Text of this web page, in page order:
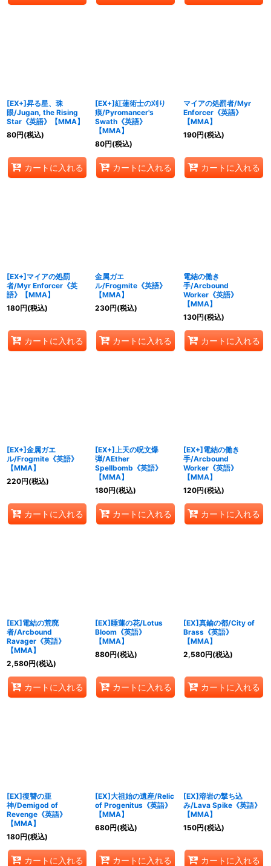
[EX+]昇る星、珠
眼/Jugan, the Rising
Star《英語》【MMA】
80円(税込)
カートに入れる
[EX+]紅蓮術士の刈り
痕/Pyromancer's
Swath《英語》
【MMA】
80円(税込)
カートに入れる
マイアの処罰者/Myr
Enforcer《英語》
【MMA】
190円(税込)
カートに入れる
[EX+]マイアの処罰
者/Myr Enforcer《英
語》【MMA】
180円(税込)
カートに入れる
金属ガエ
ル/Frogmite《英語》
【MMA】
230円(税込)
カートに入れる
電結の働き
手/Arcbound
Worker《英語》
【MMA】
130円(税込)
カートに入れる
[EX+]金属ガエ
ル/Frogmite《英語》
【MMA】
220円(税込)
カートに入れる
[EX+]上天の呪文爆
弾/AEther
Spellbomb《英語》
【MMA】
180円(税込)
カートに入れる
[EX+]電結の働き
手/Arcbound
Worker《英語》
【MMA】
120円(税込)
カートに入れる
[EX]電結の荒廃
者/Arcbound
Ravager《英語》
【MMA】
2,580円(税込)
カートに入れる
[EX]睡蓮の花/Lotus
Bloom《英語》
【MMA】
880円(税込)
カートに入れる
[EX]真鍮の都/City of
Brass《英語》
【MMA】
2,580円(税込)
カートに入れる
[EX]復讐の亜
神/Demigod of
Revenge《英語》
【MMA】
180円(税込)
カートに入れる
[EX]大祖始の遺産/Relic
of Progenitus《英語》
【MMA】
680円(税込)
カートに入れる
[EX]溶岩の撃ち込
み/Lava Spike《英語》
【MMA】
150円(税込)
カートに入れる